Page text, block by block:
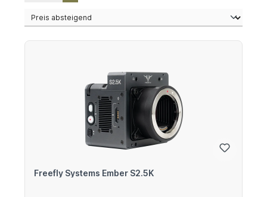
Freefly Systems Ember S2.5K